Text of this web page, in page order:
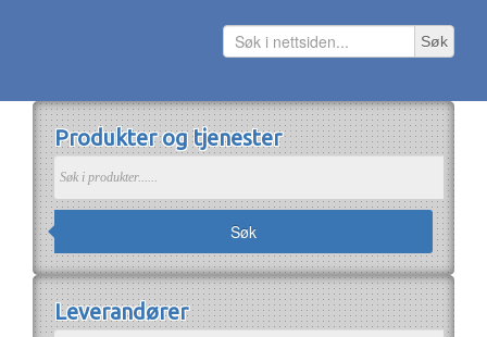
Tidsskrifter
Om EIF
Om EIF
Søk medlemskap
Jobb i bransjen
Søk
Produkter og tjenester
Søk
Leverandører